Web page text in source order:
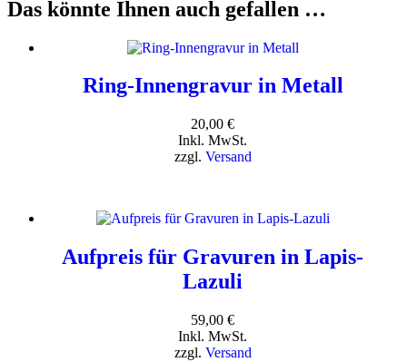
Das könnte Ihnen auch gefallen …
Ring-Innengravur in Metall
20,00 €
Inkl. MwSt.
zzgl. Versand
Aufpreis für Gravuren in Lapis-
Lazuli
59,00 €
Inkl. MwSt.
zzgl. Versand